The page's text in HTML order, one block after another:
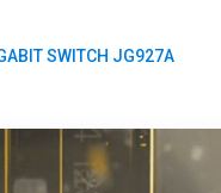
SWITCH JG927A